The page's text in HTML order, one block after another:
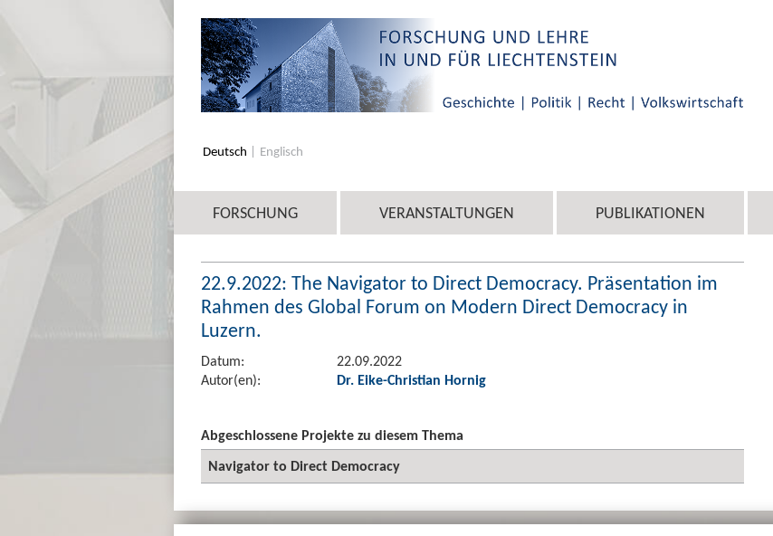
Deutsch Englisch
FORSCHUNG VERANSTALTUNGEN PUBLIKATIONEN
22.9.2022: The Navigator to Direct Democracy. Präsentation im
Rahmen des Global Forum on Modern Direct Democracy in
Luzern.
Datum:
22.09.2022
Autor(en):
Dr. Eike-Christian Hornig
Abgeschlossene Projekte zu diesem Thema
Navigator to Direct Democracy